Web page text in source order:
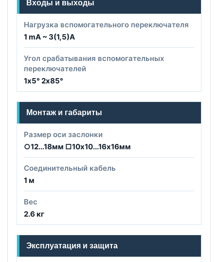
Входы и выходы
Нагрузка вспомогательного переключателя
1 mA ~ 3(1,5)A
Угол срабатывания вспомогательных
переключателей
1х5° 2х85°
Монтаж и габариты
Размер оси заслонки
○12...18мм □10х10...16х16мм
Соединительный кабель
1 м
Вес
2.6 кг
Эксплуатация и защита